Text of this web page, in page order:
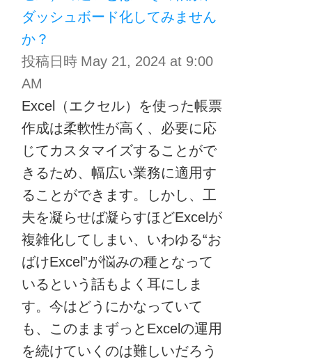
ダッシュボード化してみません
か？
投稿日時 May 21, 2024 at 9:00
AM
Excel（エクセル）を使った帳票
作成は柔軟性が高く、必要に応
じてカスタマイズすることがで
きるため、幅広い業務に適用す
ることができます。しかし、工
夫を凝らせば凝らすほどExcelが
複雑化してしまい、いわゆる“お
ばけExcel”が悩みの種となって
いるという話もよく耳にしま
す。今はどうにかなっていて
も、このままずっとExcelの運用
を続けていくのは難しいだろう